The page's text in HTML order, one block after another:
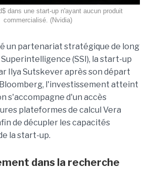
dans une start-up n'ayant aucun produit
commercialisé. (Nvidia)
un partenariat stratégique de long
(SSI), la start-up
Ilya Sutskever après son départ
l'investissement atteint
s'accompagne d'un accès
plateformes de calcul Vera
de décupler les capacités
la start-up.
dans la recherche